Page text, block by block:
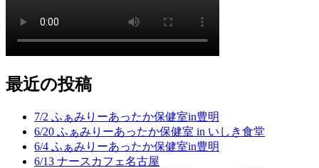
最近の投稿
7/2 ふぁみりーあったか保健室in豊明
6/20 ふぁみりーあったか保健室 in いしき食堂
6/4 ふぁみりーあったか保健室in豊明
6/13 ナースカフェ名古屋